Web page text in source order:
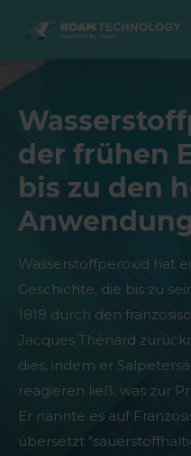
ROAM
Agro Solutions
Branchen
Produkte
Alle Fälle
Livestock
Industrie
Produkte
Alle Fälle
Industrial
Anwendungen
Produkte
Alle Fälle
Medical Support
Wissenszentrum
Produkte
alle Fälle
der frühen
bis zu den
Wasserstoffperoxid hat
Geschichte, die bis zu
1818 durch den
Jacques Thénard
dies, indem er
reagieren ließ, was zur
Er nannte es auf
übersetzt